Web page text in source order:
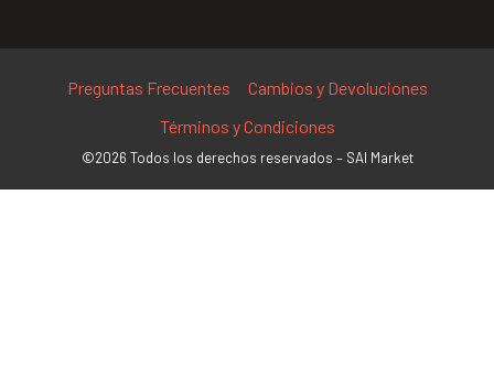
Preguntas Frecuentes
Cambios y Devoluciones
Términos y Condiciones
©2026 Todos los derechos reservados – SAI Market